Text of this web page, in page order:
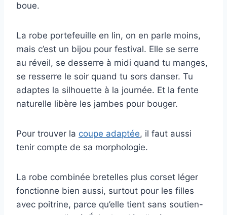
boue.
La robe portefeuille en lin, on en parle moins,
mais c’est un bijou pour festival. Elle se serre
au réveil, se desserre à midi quand tu manges,
se resserre le soir quand tu sors danser. Tu
adaptes la silhouette à la journée. Et la fente
naturelle libère les jambes pour bouger.
Pour trouver la coupe adaptée, il faut aussi
tenir compte de sa morphologie.
La robe combinée bretelles plus corset léger
fonctionne bien aussi, surtout pour les filles
avec poitrine, parce qu’elle tient sans soutien-